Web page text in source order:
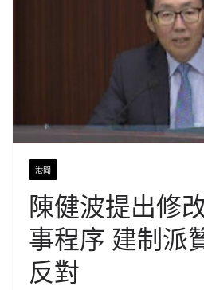
港聞
陳健波提出修
事程序 建制派
反對